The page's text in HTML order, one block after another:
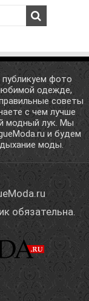
фото
одежде,
советы
с чем лучше
модный лук. Мы
и будем
моды.
обязательна.